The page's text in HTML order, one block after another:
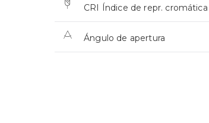
CRI Índice de repr. cromática
Ángulo de apertura